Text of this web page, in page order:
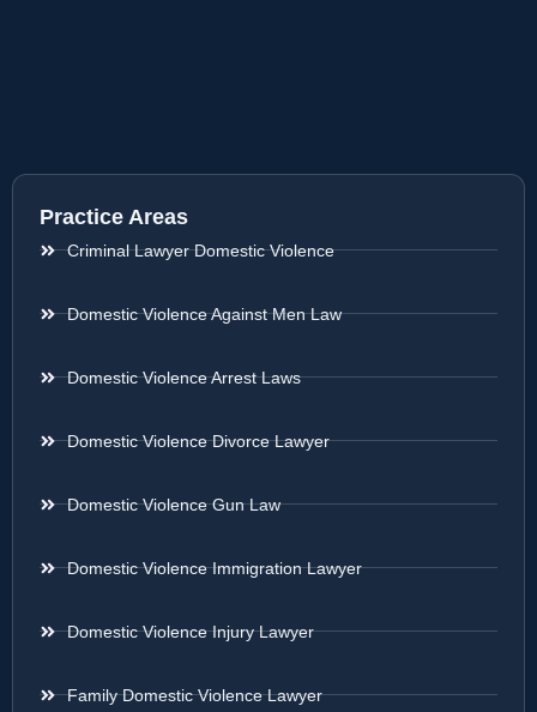
Practice Areas
Criminal Lawyer Domestic Violence
Domestic Violence Against Men Law
Domestic Violence Arrest Laws
Domestic Violence Divorce Lawyer
Domestic Violence Gun Law
Domestic Violence Immigration Lawyer
Domestic Violence Injury Lawyer
Family Domestic Violence Lawyer